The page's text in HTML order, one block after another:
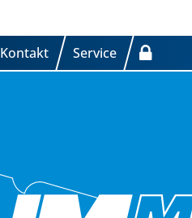
Kontakt Service